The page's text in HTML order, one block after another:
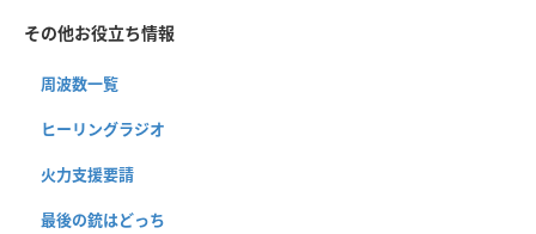
その他お役立ち情報
周波数一覧
ヒーリングラジオ
火力支援要請
最後の銃はどっち